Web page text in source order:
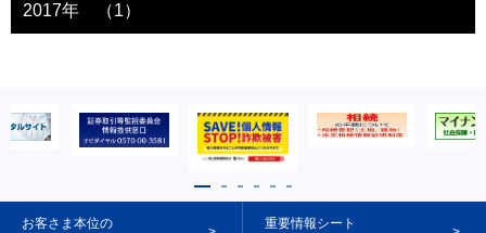
2017年 （1）
お客さま本位の
重要情報シート